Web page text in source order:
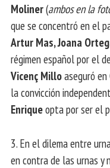
Moliner(ambos en la
que se concentró en el
Artur Mas, Joana
régimen español por el
Vicenç Milloaseguró
la convicción
Enriqueopta por ser el
3. En el dilema entre
en contra de las urnas y